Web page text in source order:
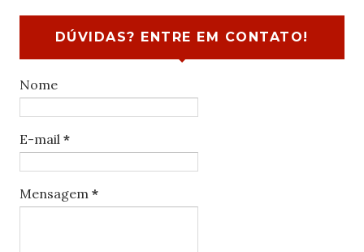
DÚVIDAS? ENTRE EM CONTATO!
Nome
E-mail *
Mensagem *